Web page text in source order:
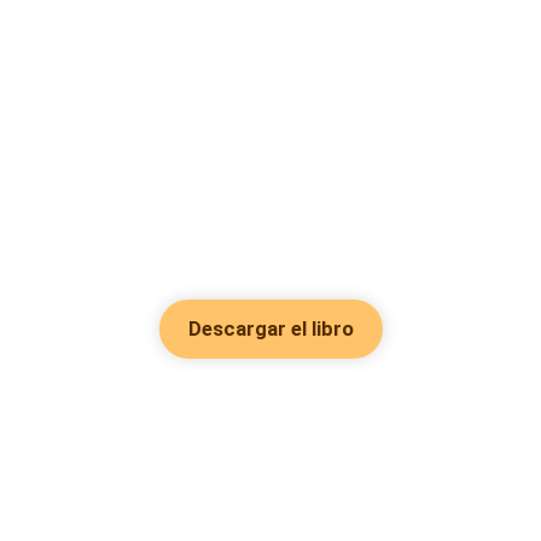
Descargar el libro